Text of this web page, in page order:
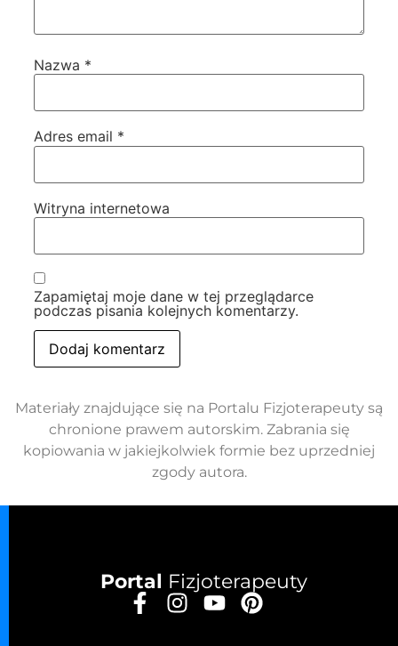
Nazwa *
Adres email *
Witryna internetowa
Zapamiętaj moje dane w tej przeglądarce
podczas pisania kolejnych komentarzy.
Materiały znajdujące się na Portalu Fizjoterapeuty są
chronione prawem autorskim. Zabrania się
kopiowania w jakiejkolwiek formie bez uprzedniej
zgody autora.
Portal Fizjoterapeuty